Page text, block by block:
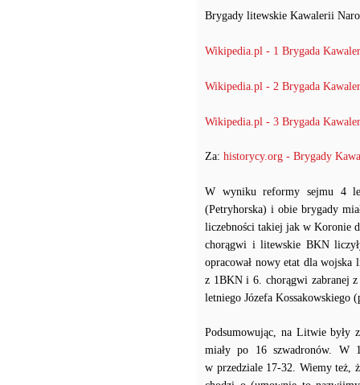
Brygady litewskie Kawalerii
Wikipedia.pl - 1 Brygada
Wikipedia.pl - 2 Brygada
Wikipedia.pl - 3 Brygada
Za: historycy.org - Brygady
W wyniku reformy sejmu 4
(Petryhorska) i obie brygady
liczebności takiej jak w Koronie
chorągwi i litewskie BKN
opracował nowy etat dla
z 1BKN i 6. chorągwi zabranej z
letniego Józefa Kossakowskiego
Podsumowując, na Litwie były
miały po 16 szwadronów. W
w przedziale 17-32. Wiemy też,